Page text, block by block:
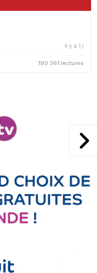
il y a 1 j
190 361 lectures